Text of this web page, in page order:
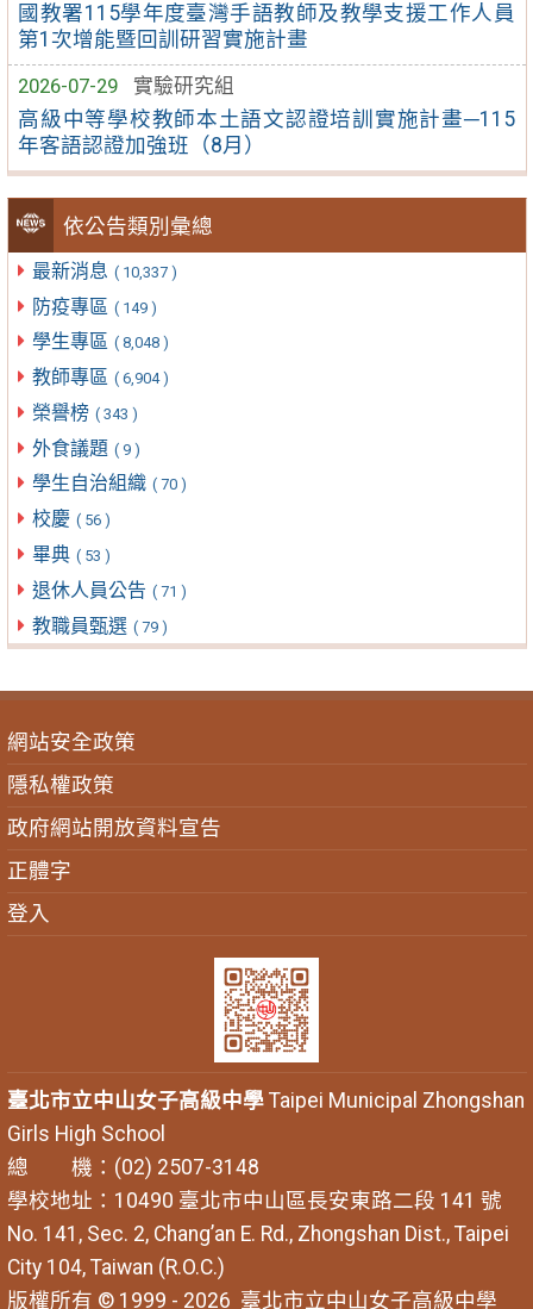
國教署115學年度臺灣手語教師及教學支援工作人員
第1次增能暨回訓研習實施計畫
2026-07-29
實驗研究組
高級中等學校教師本土語文認證培訓實施計畫─115
年客語認證加強班（8月）
依公告類別彙總
最新消息 ( 10,337 )
防疫專區 ( 149 )
學生專區 ( 8,048 )
教師專區 ( 6,904 )
榮譽榜 ( 343 )
外食議題 ( 9 )
學生自治組織 ( 70 )
校慶 ( 56 )
畢典 ( 53 )
退休人員公告 ( 71 )
教職員甄選 ( 79 )
網站安全政策
隱私權政策
政府網站開放資料宣告
正體字
登入
臺北市立中山女子高級中學Taipei Municipal Zhongshan
Girls High School
總 機：(02) 2507-3148
學校地址：10490 臺北市中山區長安東路二段 141 號
No. 141, Sec. 2, Chang’an E. Rd., Zhongshan Dist., Taipei
City 104, Taiwan (R.O.C.)
版權所有 © 1999 - 2026 臺北市立中山女子高級中學